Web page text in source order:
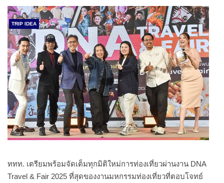
TRIP IDEA
ททท. เตรียมพร้อมจัดเต็มทุกมิติใหม่การท่องเที่ยวผ่านงาน DNA
Travel & Fair 2025 ที่สุดของงานมหกรรมท่องเที่ยวที่ตอบโจทย์